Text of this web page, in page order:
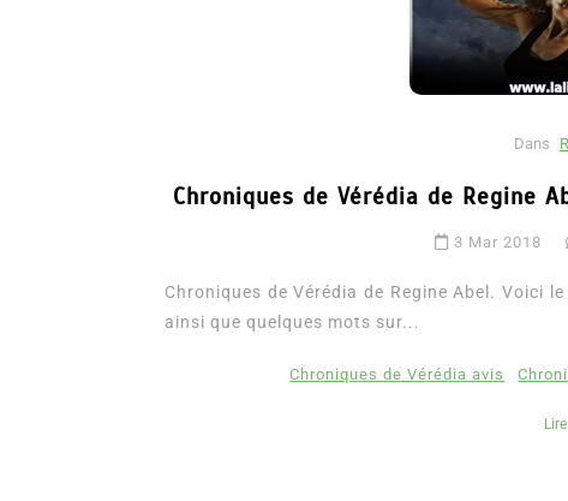
Dans
Chroniques de Vérédia de Regine
3 Mar 2018
Chroniques de Vérédia de Regine Abel. Voici
ainsi que quelques mots sur...
Chroniques de Vérédia avis
Dans Romance
Romances – l’actualité : été
2026
6 Juil 2026 0
littérature sentimentale romance